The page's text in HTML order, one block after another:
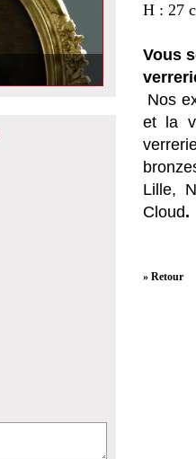
H : 27
Vous
Nos
et la
Lille,
Cloud.
» Retour